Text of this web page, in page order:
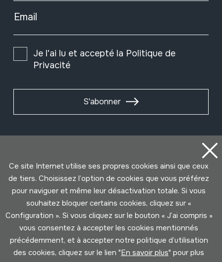
Email
Je l'ai lu et accepté la Politique de
Privacité
S'abonner
Conditions d'Utilisation
Politique de Privacité
Cookies politique
Ce site Internet utilise ses propres cookies ainsi que ceux
de tiers. Choisissez l’option de cookies que vous préférez
pour naviguer et même leur désactivation totale. Si vous
souhaitez bloquer certains cookies, cliquez sur «
Configuration ». Si vous cliquez sur le bouton « J’ai compris »
vous consentez à accepter les cookies mentionnés
précédemment, et à accepter notre politique d’utilisation
des cookies, cliquez sur le lien "En savoir plus" pour plus